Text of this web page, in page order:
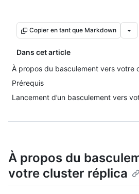
Copier en tant que Markdown
Dans cet article
À propos du basculement vers votre
Prérequis
Lancement d’un basculement vers
À propos du
votre cluster réplica